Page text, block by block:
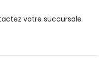
votre succursale